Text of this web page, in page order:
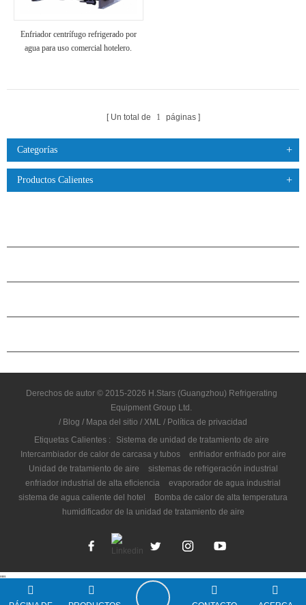
Enfriador centrífugo refrigerado por
agua para uso comercial hotelero.
Un total de 1 páginas
Categorías
Productos Calientes
Derechos de autor © 2015-2026 H.Stars (Guangzhou) Refrigerating
Equipment Group Ltd.
/ Blog / Mapa del sitio / XML / Política de privacidad
Etiquetas Calientes :
Sistema de unidad de tratamiento de aire
Intercambiador de calor de carcasa y tubos
enfriador enfriado por aire
Unidad de tratamiento de aire
sistemas de refrigeración industrial
enfriador industrial de alta eficiencia
evaporador de agua industrial
sistema de agua caliente del hotel
Bomba de calor de alta temperatura
humidificador de la unidad de tratamiento de aire
""